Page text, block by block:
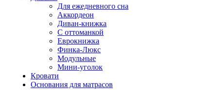
Для ежедневного сна
Аккордеон
Диван-книжка
С оттоманкой
Еврокнижка
Финка-Люкс
Модульные
Мини-уголок
Кровати
Основания для матрасов